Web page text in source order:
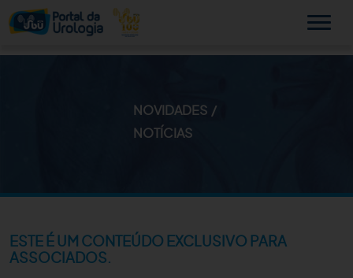
PUBLICAÇÕES
NOVIDADES
NOTÍCIAS
ESTE É UM CONTEÚDO EXCLUSIVO PARA
ASSOCIADOS.